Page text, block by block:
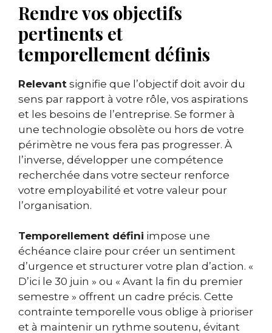
Rendre vos objectifs
pertinents et
temporellement définis
Relevant signifie que l’objectif doit avoir du
sens par rapport à votre rôle, vos aspirations
et les besoins de l’entreprise. Se former à
une technologie obsolète ou hors de votre
périmètre ne vous fera pas progresser. À
l’inverse, développer une compétence
recherchée dans votre secteur renforce
votre employabilité et votre valeur pour
l’organisation.
Temporellement défini impose une
échéance claire pour créer un sentiment
d’urgence et structurer votre plan d’action. «
D’ici le 30 juin » ou « Avant la fin du premier
semestre » offrent un cadre précis. Cette
contrainte temporelle vous oblige à prioriser
et à maintenir un rythme soutenu, évitant